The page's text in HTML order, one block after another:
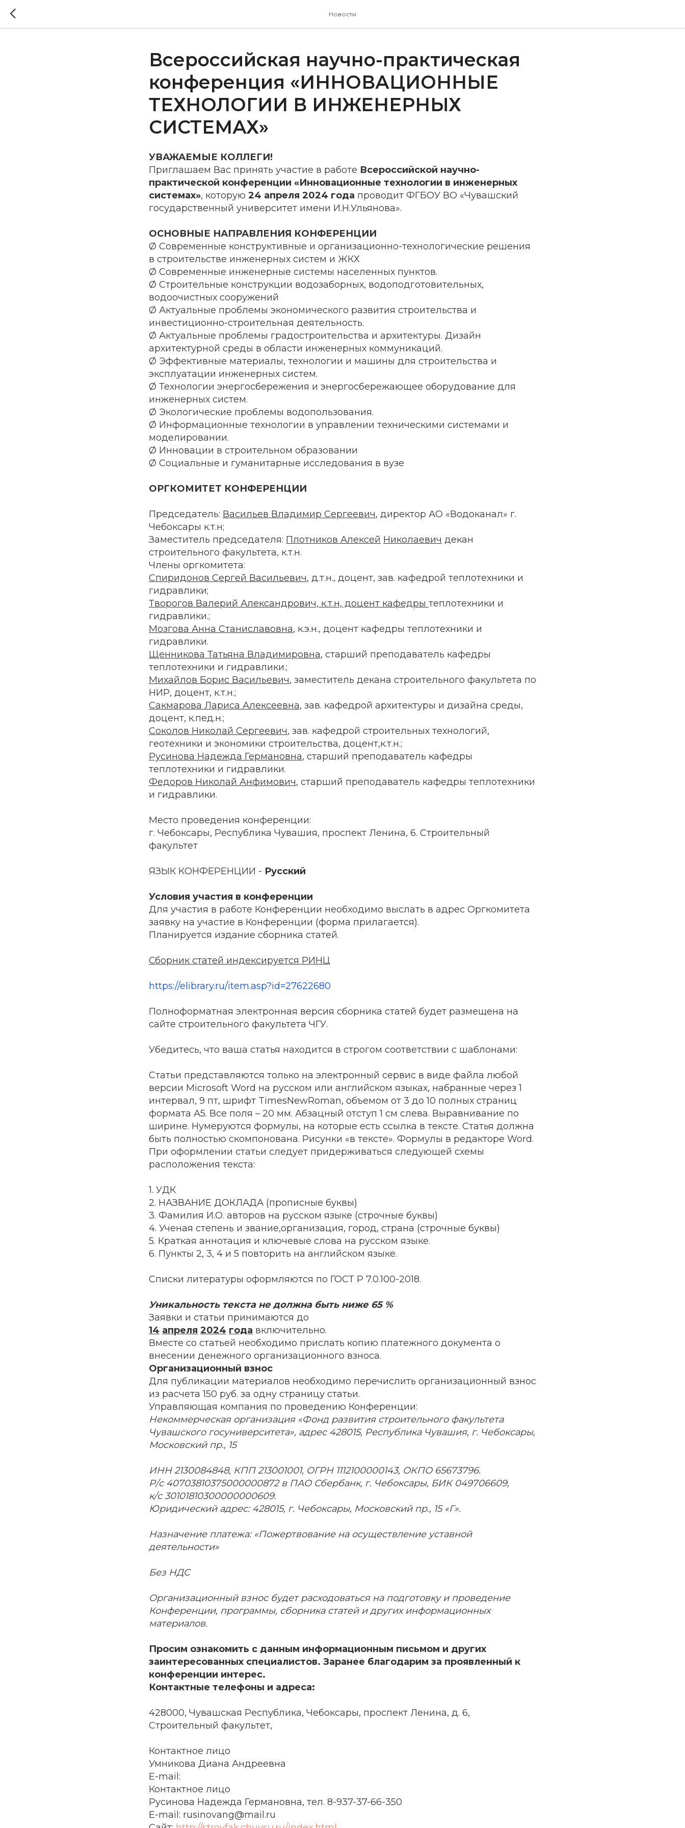
Новости
Всероссийская научно-практическая
конференция «ИННОВАЦИОННЫЕ
ТЕХНОЛОГИИ В ИНЖЕНЕРНЫХ
СИСТЕМАХ»
УВАЖАЕМЫЕ КОЛЛЕГИ!
Приглашаем Вас принять участие в работе Всероссийской научно-
практической конференции «Инновационные технологии в инженерных
системах», которую 24 апреля 2024 года проводит ФГБОУ ВО «Чувашский
государственный университет имени И.Н.Ульянова».
ОСНОВНЫЕ НАПРАВЛЕНИЯ КОНФЕРЕНЦИИ
Ø Современные конструктивные и организационно-технологические решения
в строительстве инженерных систем и ЖКХ
Ø Современные инженерные системы населенных пунктов.
Ø Строительные конструкции водозаборных, водоподготовительных,
водоочистных сооружений
Ø Актуальные проблемы экономического развития строительства и
инвестиционно-строительная деятельность.
Ø Актуальные проблемы градостроительства и архитектуры. Дизайн
архитектурной среды в области инженерных коммуникаций.
Ø Эффективные материалы, технологии и машины для строительства и
эксплуатации инженерных систем.
Ø Технологии энергосбережения и энергосбережающее оборудование для
инженерных систем.
Ø Экологические проблемы водопользования.
Ø Информационные технологии в управлении техническими системами и
моделировании.
Ø Инновации в строительном образовании
Ø Социальные и гуманитарные исследования в вузе
ОРГКОМИТЕТ КОНФЕРЕНЦИИ
Председатель: Васильев Владимир Сергеевич, директор АО «Водоканал» г.
Чебоксары к.т.н;
Заместитель председателя: Плотников Алексей Николаевич декан
строительного факультета, к.т.н.
Члены оргкомитета:
Спиридонов Сергей Васильевич, д.т.н., доцент, зав. кафедрой теплотехники и
гидравлики;
Творогов Валерий Александрович, к.т.н, доцент кафедры теплотехники и
гидравлики.;
Мозгова Анна Станиславовна, к.э.н., доцент кафедры теплотехники и
гидравлики.
Щенникова Татьяна Владимировна, старший преподаватель кафедры
теплотехники и гидравлики.;
Михайлов Борис Васильевич, заместитель декана строительного факультета по
НИР, доцент, к.т.н.;
Сакмарова Лариса Алексеевна, зав. кафедрой архитектуры и дизайна среды,
доцент, к.пед.н.;
Соколов Николай Сергеевич, зав. кафедрой строительных технологий,
геотехники и экономики строительства, доцент,к.т.н.;
Русинова Надежда Германовна, старший преподаватель кафедры
теплотехники и гидравлики.
Федоров Николай Анфимович, старший преподаватель кафедры теплотехники
и гидравлики.
Место проведения конференции:
г. Чебоксары, Республика Чувашия, проспект Ленина, 6. Строительный
факультет
ЯЗЫК КОНФЕРЕНЦИИ - Русский
Условия участия в конференции
Для участия в работе Конференции необходимо выслать в адрес Оргкомитета
заявку на участие в Конференции (форма прилагается).
Планируется издание сборника статей.
Сборник статей индексируется РИНЦ
https://elibrary.ru/item.asp?id=27622680
Полноформатная электронная версия сборника статей будет размещена на
сайте строительного факультета ЧГУ.
Убедитесь, что ваша статья находится в строгом соответствии с шаблонами:
Статьи представляются только на электронный сервис в виде файла любой
версии Microsoft Word на русском или английском языках, набранные через 1
интервал, 9 пт, шрифт TimesNewRoman, объемом от 3 до 10 полных страниц
формата А5. Все поля – 20 мм. Абзацный отступ 1 см слева. Выравнивание по
ширине. Нумеруются формулы, на которые есть ссылка в тексте. Статья должна
быть полностью скомпонована. Рисунки «в тексте». Формулы в редакторе Word.
При оформлении статьи следует придерживаться следующей схемы
расположения текста:
1. УДК
2. НАЗВАНИЕ ДОКЛАДА (прописные буквы)
3. Фамилия И.О. авторов на русском языке (строчные буквы)
4. Ученая степень и звание,организация, город, страна (строчные буквы)
5. Краткая аннотация и ключевые слова на русском языке.
6. Пункты 2, 3, 4 и 5 повторить на английском языке.
Списки литературы оформляются по ГОСТ Р 7.0.100-2018.
Уникальность текста не должна быть ниже 65 %
Заявки и статьи принимаются до
14 апреля 2024 года включительно.
Вместе со статьей необходимо прислать копию платежного документа о
внесении денежного организационного взноса.
Организационный взнос
Для публикации материалов необходимо перечислить организационный взнос
из расчета 150 руб. за одну страницу статьи.
Управляющая компания по проведению Конференции:
Некоммерческая организация «Фонд развития строительного факультета
Чувашского госуниверситета», адрес 428015, Республика Чувашия, г. Чебоксары,
Московский пр., 15
ИНН 2130084848, КПП 213001001, ОГРН 1112100000143, ОКПО 65673796.
Р/с 40703810375000000872 в ПАО Сбербанк, г. Чебоксары, БИК 049706609,
к/с 30101810300000000609.
Юридический адрес: 428015, г. Чебоксары, Московский пр., 15 «Г».
Назначение платежа: «Пожертвование на осуществление уставной
деятельности»
Без НДС
Организационный взнос будет расходоваться на подготовку и проведение
Конференции, программы, сборника статей и других информационных
материалов.
Просим ознакомить с данным информационным письмом и других
заинтересованных специалистов. Заранее благодарим за проявленный к
конференции интерес.
Контактные телефоны и адреса:
428000, Чувашская Республика, Чебоксары, проспект Ленина, д. 6,
Строительный факультет,
Контактное лицо
Умникова Диана Андреевна
E-mail:
Контактное лицо
Русинова Надежда Германовна, тел. 8-937-37-66-350
E-mail: rusinovang@mail.ru